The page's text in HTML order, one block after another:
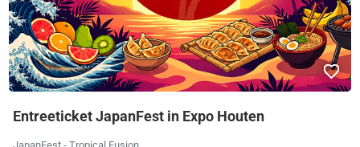
Entreeticket JapanFest in Expo Houten